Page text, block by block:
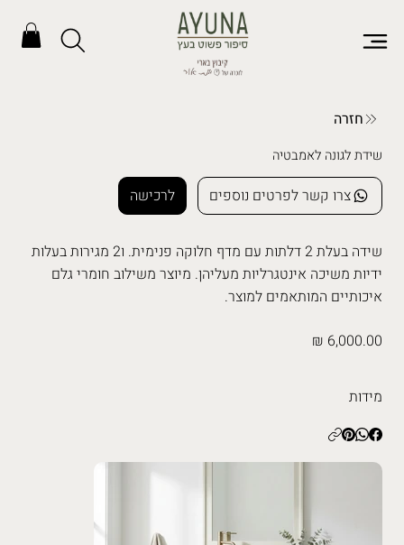
חזרה
שידת לגונה לאמבטיה
לרכישה צרו קשר לפרטים נוספים
שידה בעלת 2 דלתות עם מדף חלוקה פנימית. ו2 מגירות בעלות
ידיות משיכה אינטגרליות מעליהן. מיוצר משילוב חומרי גלם
איכותיים המותאמים למוצר.
6,000.00 ₪
מידות